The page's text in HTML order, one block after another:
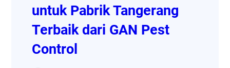
untuk Pabrik Tangerang
Terbaik dari GAN Pest
Control